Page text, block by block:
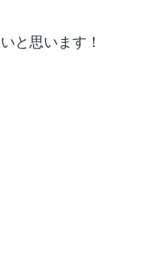
と思います！